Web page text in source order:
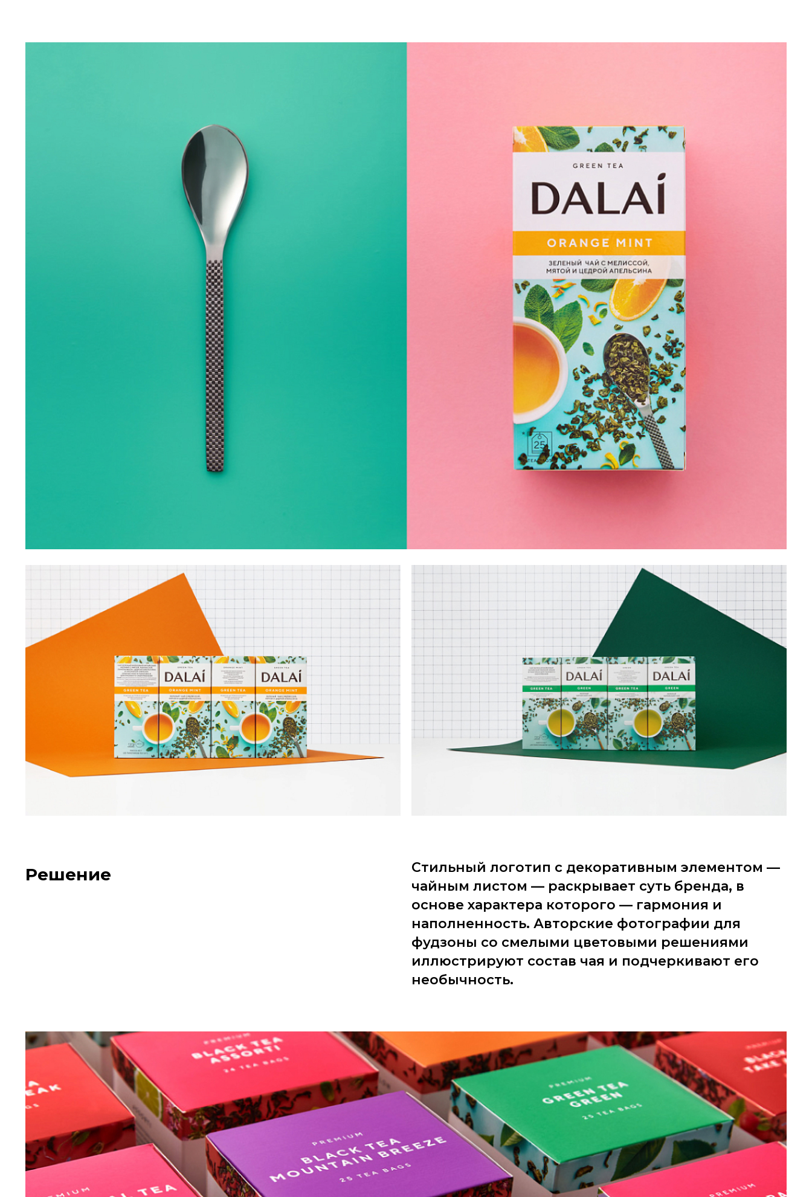
Решение
Стильный логотип с декоративным элементом —
чайным листом — раскрывает суть бренда, в
основе характера которого — гармония и
наполненность. Авторские фотографии для
фудзоны со смелыми цветовыми решениями
иллюстрируют состав чая и подчеркивают его
необычность.